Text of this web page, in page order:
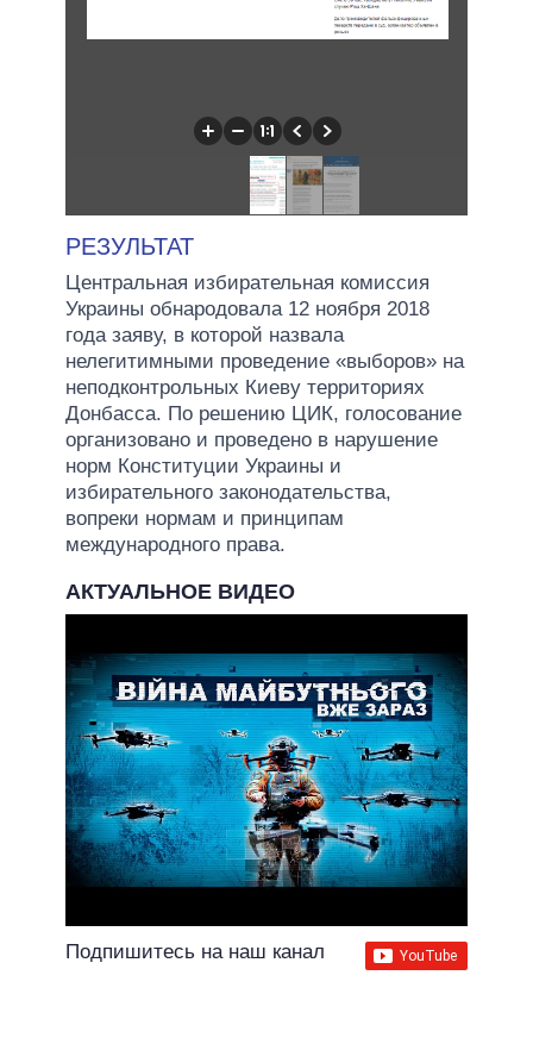
РЕЗУЛЬТАТ
Центральная избирательная комиссия
Украины обнародовала 12 ноября 2018
года заяву, в которой назвала
нелегитимными проведение «выборов» на
неподконтрольных Киеву территориях
Донбасса. По решению ЦИК, голосование
организовано и проведено в нарушение
норм Конституции Украины и
избирательного законодательства,
вопреки нормам и принципам
международного права.
АКТУАЛЬНОЕ ВИДЕО
Подпишитесь на наш канал